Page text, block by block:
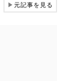
▶元記事を見る